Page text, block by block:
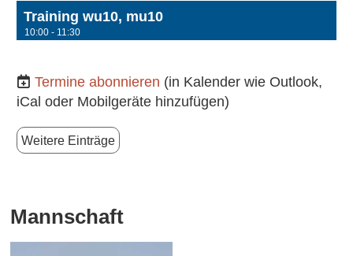
Training wu10, mu10
10:00 - 11:30
Termine abonnieren (in Kalender wie Outlook,
iCal oder Mobilgeräte hinzufügen)
Weitere Einträge
Mannschaft